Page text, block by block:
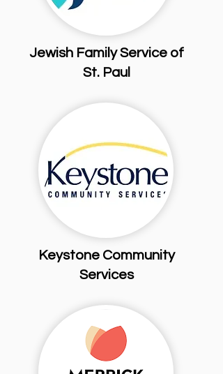
Jewish Family Service of
St. Paul
Keystone Community
Services